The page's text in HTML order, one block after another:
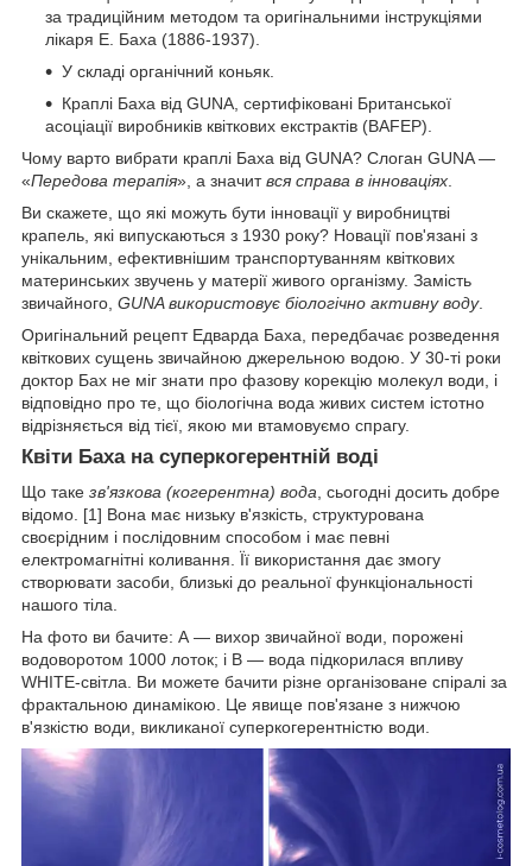
за традиційним методом та оригінальними інструкціями
лікаря Е. Баха (1886-1937).
У складі органічний коньяк.
Краплі Баха від GUNA, сертифіковані Британської
асоціації виробників квіткових екстрактів (BAFEP).
Чому варто вибрати краплі Баха від GUNA? Слоган GUNA —
«Передова терапія», а значитвся справа в інноваціях
Ви скажете, що які можуть бути інновації у виробництві
крапель, які випускаються з 1930 року? Новації пов'язані з
унікальним, ефективнішим транспортуванням квіткових
материнських звучень у матерії живого організму. Замість
звичайного, GUNA використовує біологічно активну воду.
Оригінальний рецепт Едварда Баха, передбачає розведення
квіткових сущень звичайною джерельною водою. У 30-ті роки
доктор Бах не міг знати про фазову корекцію молекул води, і
відповідно про те, що біологічна вода живих систем істотно
відрізняється від тієї, якою ми втамовуємо спрагу.
Квіти Баха на суперкогерентній воді
Що таке зв'язкова (когерентна) вода, сьогодні досить добре
відомо. [1] Вона має низьку в'язкість, структурована
своєрідним і послідовним способом і має певні
електромагнітні коливання. Її використання дає змогу
створювати засоби, близькі до реальної функціональності
нашого тіла.
На фото ви бачите: А — вихор звичайної води, порожені
водоворотом 1000 лоток; і B — вода підкорилася впливу
WHITE-світла. Ви можете бачити різне організоване спіралі за
фрактальною динамікою. Це явище пов'язане з нижчою
в'язкістю води, викликаної суперкогерентністю води.